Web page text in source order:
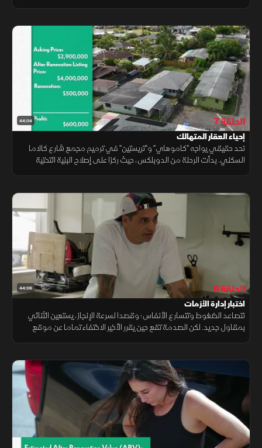
44:04 الحلقة 7
إحياء العقار المتهالك
تحد حقيقي يواجه "كاموهاي" و"تريستين" في ترميم مجمع شارع كالاما
السكني. بدأت الرحلة من الدوبلكس، حيث ركزا على إصلاح البنية التحتية
44:06 الحلقة 6
اختبار إدارة الأزمات
تتصاعد الضغوط وتتسارع الأنفاس؛ وقصدا لسرعة الإنجاز، يستعين الثنائي
بمقاول جديد. لكن الصدمة تقع حين يقرر الأخير الاختفاء تماما عن موقع